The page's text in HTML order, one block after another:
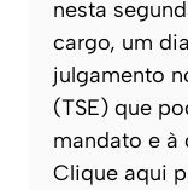
nesta
cargo, um
julgamento
(TSE) que
mandato e à
Clique aqui